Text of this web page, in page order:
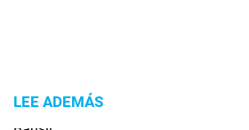
LEE ADEMÁS